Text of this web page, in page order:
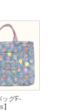
ッグF-